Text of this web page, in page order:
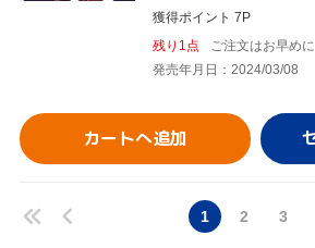
獲得ポイント 7P
残り1点
ご注文はお早めに
発売年月日：2024/03/08
カートへ追加
1 2 3